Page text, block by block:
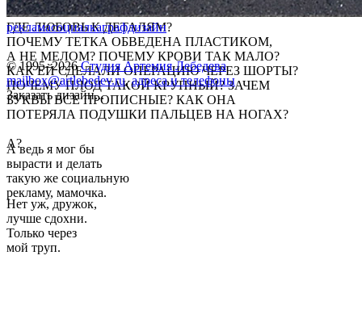
ГДЕ ЛЮБОВЬ К ДЕТАЛЯМ?
ПОЧЕМУ ТЕТКА ОБВЕДЕНА ПЛАСТИКОМ,
А НЕ МЕЛОМ? ПОЧЕМУ КРОВИ ТАК МАЛО?
КАК ЕЙ СДЕЛАЛИ ОПЕРАЦИЮ ЧЕРЕЗ ШОРТЫ?
ПОЧЕМУ ПЛОД ТАКОЙ КРУПНЫЙ? ЗАЧЕМ
БУКВЫ ВСЕ ПРОПИСНЫЕ? КАК ОНА
ПОТЕРЯЛА ПОДУШКИ ПАЛЬЦЕВ НА НОГАХ?
А?
А ведь я мог бы
вырасти и делать
такую же социальную
рекламу, мамочка.
Нет уж, дружок,
лучше сдохни.
Только через
мой труп.
рекламасоциалкаграфдизайн
© 1995–2026 Студия Артемия Лебедева
mailbox@artlebedev.ru, адреса и телефоны
Заказать дизайн...